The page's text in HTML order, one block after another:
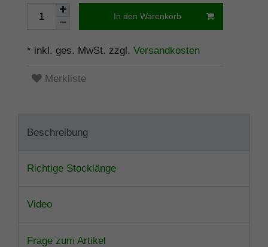
In den Warenkorb
* inkl. ges. MwSt. zzgl. Versandkosten
Merkliste
Beschreibung
Richtige Stocklänge
Video
Frage zum Artikel